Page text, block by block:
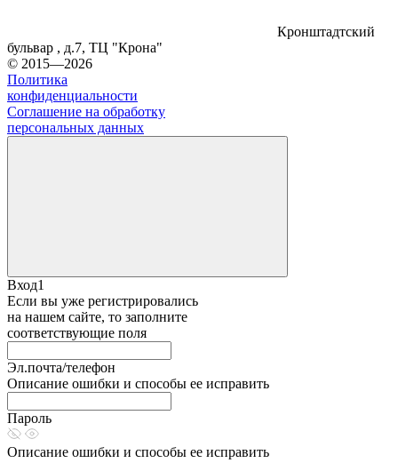
Кронштадтский
бульвар , д.7, ТЦ "Крона"
© 2015—2026
Политика
конфиденциальности
Соглашение на обработку
персональных данных
Вход1
Если вы уже регистрировались
на нашем сайте, то заполните
соответствующие поля
Эл.почта/телефон
Описание ошибки и способы ее исправить
Пароль
Описание ошибки и способы ее исправить